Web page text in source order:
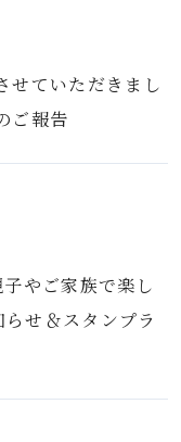
せていただきまし
ご報告
やご家族で楽し
せ＆スタンプラ